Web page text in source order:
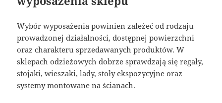
Wybór wyposażenia powinien zależeć od rodzaju
prowadzonej działalności, dostępnej powierzchni
oraz charakteru sprzedawanych produktów. W
sklepach odzieżowych dobrze sprawdzają się regały,
stojaki, wieszaki, lady, stoły ekspozycyjne oraz
systemy montowane na ścianach.